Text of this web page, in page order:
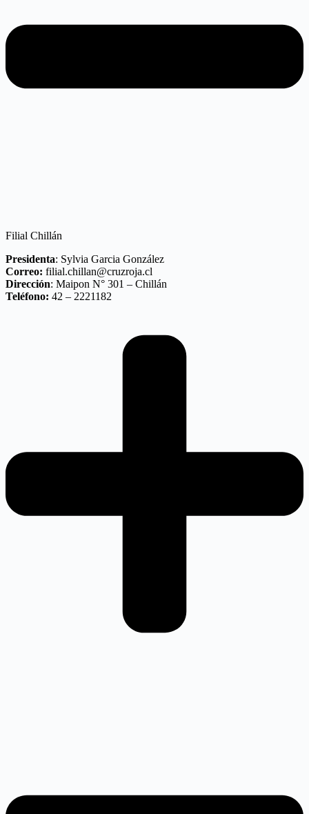
Filial Chillán
Presidenta: Sylvia Garcia González
Correo: filial.chillan@cruzroja.cl
Dirección: Maipon N° 301 – Chillán
Teléfono: 42 – 2221182